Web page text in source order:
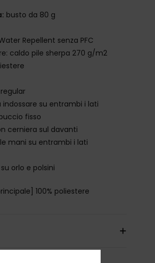
busto da 80 g
Repellent senza PFC
caldo pile sherpa 270 g/m2
indossare su entrambi i lati
fisso
cerniera sul davanti
mani su entrambi i lati
orlo e polsini
100% poliestere